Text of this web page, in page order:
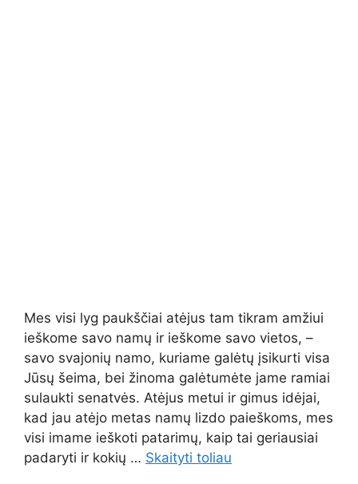
Mes visi lyg paukščiai atėjus tam tikram amžiui
ieškome savo namų ir ieškome savo vietos, –
savo svajonių namo, kuriame galėtų įsikurti visa
Jūsų šeima, bei žinoma galėtumėte jame ramiai
sulaukti senatvės. Atėjus metui ir gimus idėjai,
kad jau atėjo metas namų lizdo paieškoms, mes
visi imame ieškoti patarimų, kaip tai geriausiai
padaryti ir kokių … Skaityti toliau